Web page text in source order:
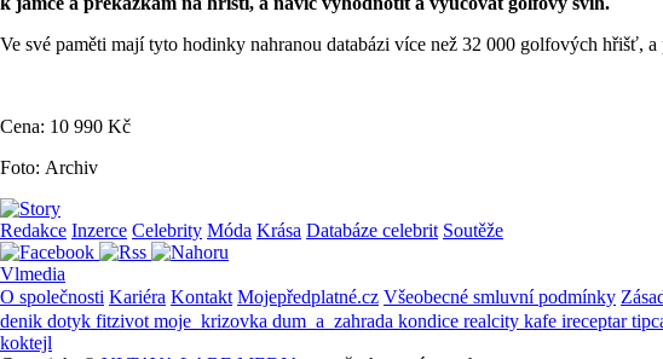
Ve své paměti mají tyto hodinky nahranou databázi více než 32 000 golfových hřišť,
Cena: 10 990 Kč
Foto: Archiv
Redakce Inzerce Celebrity Móda Krása Databáze celebrit Soutěže
Vlmedia
O společnosti Kariéra Kontakt Mojepředplatné.cz Všeobecné smluvní podmínky
denik dotyk fitzivot moje_krizovka dum_a_zahrada kondice realcity kafe ireceptar
koktejl